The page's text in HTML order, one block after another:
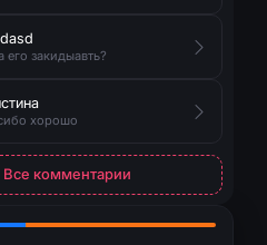
его закидыавть?
хорошо
Все комментарии